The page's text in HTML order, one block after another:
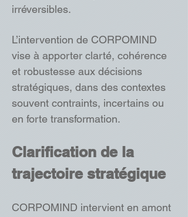
irréversibles.
L’intervention de CORPOMIND
vise à apporter clarté, cohérence
et robustesse aux décisions
stratégiques, dans des contextes
souvent contraints, incertains ou
en forte transformation.
Clarification de la
trajectoire stratégique
CORPOMIND intervient en amont